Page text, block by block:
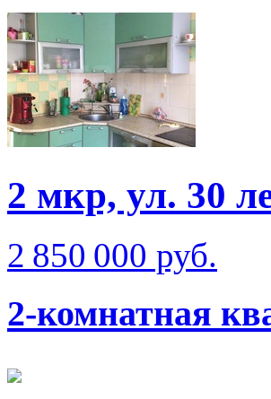
2 мкр, ул. 30
2 850 000 руб.
2-комнатная